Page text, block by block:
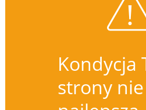
Kondycja
strony